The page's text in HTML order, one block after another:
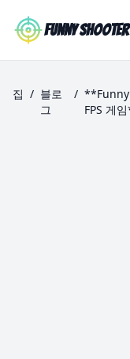
Funny Shooter
집 / 블로
그
/ **Funny
FPS 게